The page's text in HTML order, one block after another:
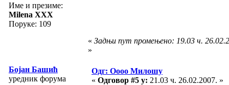
Име и презиме:
Milena XXX
Поруке: 109
« Задњи пут промењено: 19.03 ч.
»
Бојан Башић
уредник форума
Одг: Оооо Милошу
« Одговор #5 у: 21.03 ч. 26.02.2007. »